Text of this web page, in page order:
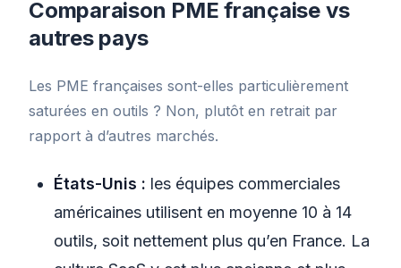
Comparaison PME française vs
autres pays
Les PME françaises sont-elles particulièrement
saturées en outils ? Non, plutôt en retrait par
rapport à d’autres marchés.
États-Unis : les équipes commerciales
américaines utilisent en moyenne 10 à 14
outils, soit nettement plus qu’en France. La